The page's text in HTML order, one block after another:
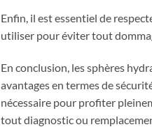
Enfin, il est essentiel de
utiliser pour éviter tout
En conclusion, les sphères
avantages en termes de
nécessaire pour profiter
tout diagnostic ou